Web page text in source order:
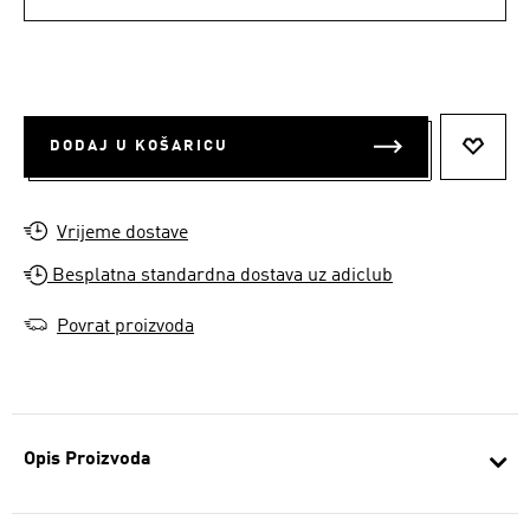
Opis Proizvoda
DODAJ U KOŠARICU
Vrijeme dostave
Besplatna standardna dostava uz adiclub
Povrat proizvoda